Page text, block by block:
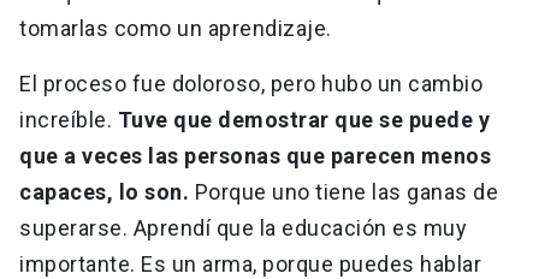
tomarlas como un aprendizaje.
El proceso fue doloroso, pero hubo un cambio
increíble. Tuve que demostrar que se puede y
que a veces las personas que parecen menos
capaces, lo son. Porque uno tiene las ganas de
superarse. Aprendí que la educación es muy
importante. Es un arma, porque puedes hablar